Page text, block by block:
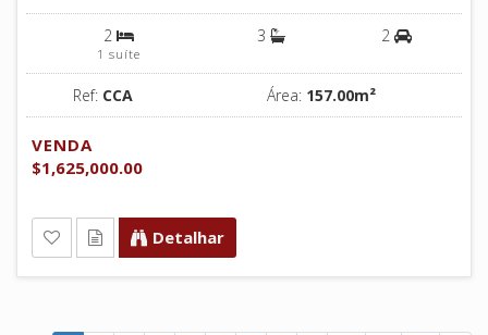
2
1 suíte
3 2
Ref: CCA Área: 157.00m²
VENDA
$1,625,000.00
Detalhar